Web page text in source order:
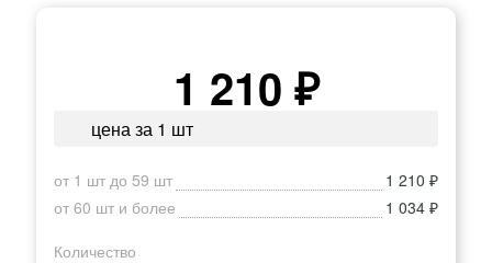
1 210 ₽
цена за 1 шт
от 1 шт до 59 шт
1 210 ₽
от 60 шт и более
1 034 ₽
Количество